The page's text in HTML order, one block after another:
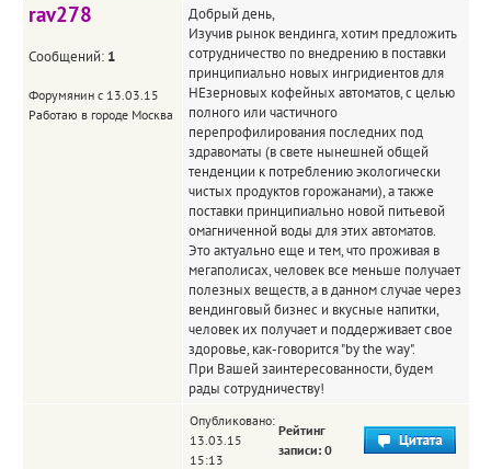
rav278
Сообщений: 1
Форумянин с 13.03.15
Работаю в городе Москва
Добрый день,
Изучив рынок вендинга, хотим предложить
сотрудничество по внедрению в поставки
принципиально новых ингридиентов для
НЕзерновых кофейных автоматов, с целью
полного или частичного
перепрофилирования последних под
здравоматы (в свете нынешней общей
тенденции к потреблению экологически
чистых продуктов горожанами), а также
поставки принципиально новой питьевой
омагниченной воды для этих автоматов.
Это актуально еще и тем, что проживая в
мегаполисах, человек все меньше получает
полезных веществ, а в данном случае через
вендинговый бизнес и вкусные напитки,
человек их получает и поддерживает свое
здоровье, как-говорится "by the way".
При Вашей заинтересованности, будем
рады сотрудничеству!
Опубликовано:
13.03.15
15:13
Рейтинг
записи: 0